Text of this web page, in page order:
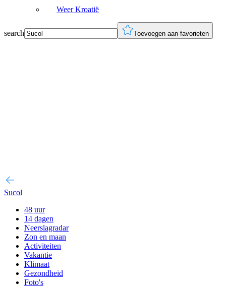
Weer Kroatië
search Toevoegen aan favorieten
Sucol
48 uur
14 dagen
Neerslagradar
Zon en maan
Activiteiten
Vakantie
Klimaat
Gezondheid
Foto's